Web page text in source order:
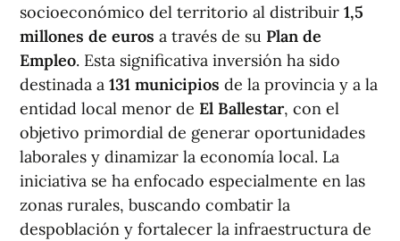
socioeconómico del territorio al distribuir 1,5
millones de euros a través de su Plan de
Empleo. Esta significativa inversión ha sido
destinada a 131 municipios de la provincia y a la
entidad local menor de El Ballestar, con el
objetivo primordial de generar oportunidades
laborales y dinamizar la economía local. La
iniciativa se ha enfocado especialmente en las
zonas rurales, buscando combatir la
despoblación y fortalecer la infraestructura de